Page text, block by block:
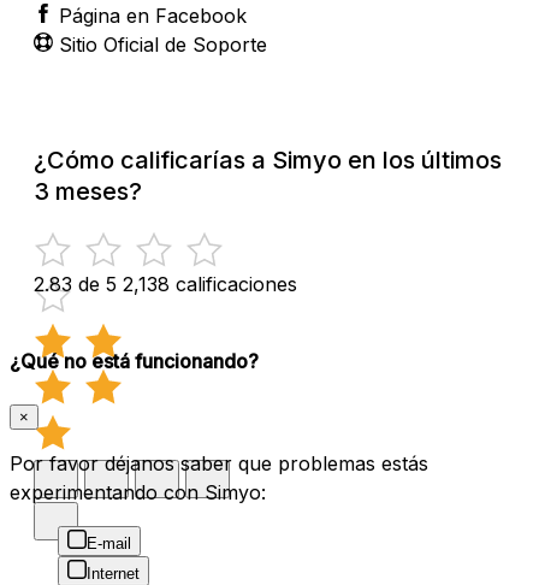
Página en Facebook
Sitio Oficial de Soporte
¿Cómo calificarías a Simyo en los últimos
3 meses?
2.83 de 5 2,138 calificaciones
¿Qué no está funcionando?
×
Por favor déjanos saber que problemas estás
experimentando con Simyo:
E-mail
Internet